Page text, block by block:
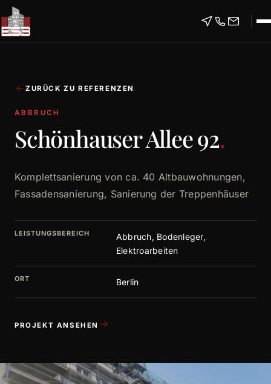
ZURÜCK ZU REFERENZEN
ABBRUCH
Schönhauser Allee 92.
Komplettsanierung von ca. 40 Altbauwohnungen,
Fassadensanierung, Sanierung der Treppenhäuser
LEISTUNGSBEREICH
Abbruch, Bodenleger,
Elektroarbeiten
ORT Berlin
PROJEKT ANSEHEN